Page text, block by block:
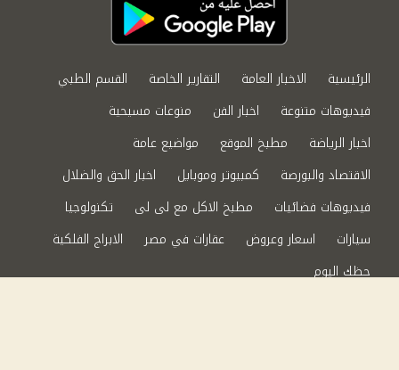
الرئيسية الاخبار العامة التقارير الخاصة
القسم الطبي
فيديوهات متنوعة
اخبار الفن
منوعات مسيحية
اخبار الرياضة
مطبخ الموقع
مواضيع عامة
الاقتصاد والبورصة
كمبيوتر وموبايل
اخبار الحق والضلال
فيديوهات فضائيات
مطبخ الاكل مع لى لى
تكنولوجيا
سيارات
اسعار وعروض عقارات في مصر
الابراج الفلكية
حظك اليوم